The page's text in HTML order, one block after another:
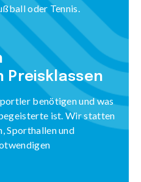
oder Tennis.
Preisklassen
benötigen und was
ist. Wir statten
Sporthallen und